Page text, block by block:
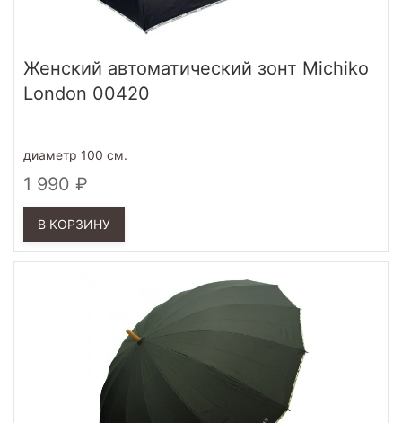
Женский автоматический зонт Michiko
London 00420
диаметр 100 см.
1 990
В КОРЗИНУ